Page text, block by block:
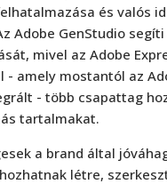
és valós
Adobe GenStudio
mivel az Adobe
- amely mostantól az
- több csapattag
tartalmakat.
a brand által
létre,